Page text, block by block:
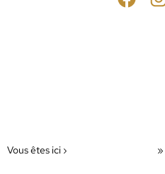
Vous êtes ici › »